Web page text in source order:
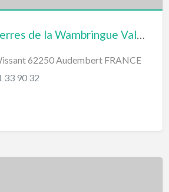
62250 Audembert FRANCE
33 90 32